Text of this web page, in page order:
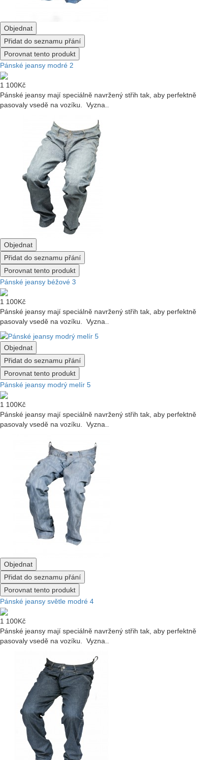
Objednat
Přidat do seznamu přání
Porovnat tento produkt
Pánské jeansy modré 2
1 100Kč
Pánské jeansy mají speciálně navržený střih tak, aby perfektně
pasovaly vsedě na vozíku. Vyzna..
Objednat
Přidat do seznamu přání
Porovnat tento produkt
Pánské jeansy béžové 3
1 100Kč
Pánské jeansy mají speciálně navržený střih tak, aby perfektně
pasovaly vsedě na vozíku. Vyzna..
Objednat
Přidat do seznamu přání
Porovnat tento produkt
Pánské jeansy modrý melír 5
1 100Kč
Pánské jeansy mají speciálně navržený střih tak, aby perfektně
pasovaly vsedě na vozíku. Vyzna..
Objednat
Přidat do seznamu přání
Porovnat tento produkt
Pánské jeansy světle modré 4
1 100Kč
Pánské jeansy mají speciálně navržený střih tak, aby perfektně
pasovaly vsedě na vozíku. Vyzna..